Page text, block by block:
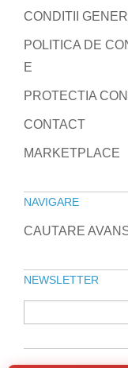
CONDITII
POLITICA DE
E
PROTECTIA
CONTACT
MARKETPLACE
NAVIGARE
CAUTARE
NEWSLETTER